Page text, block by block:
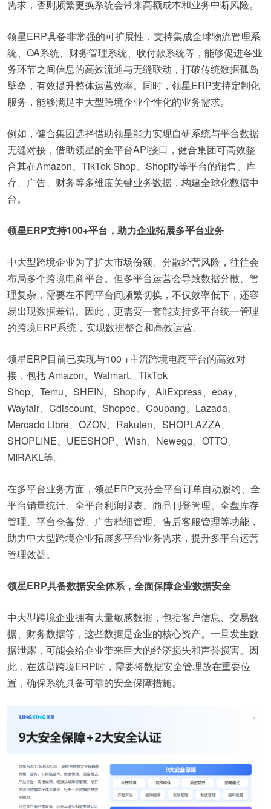
需求，否则频繁更换系统会带来高额成本和业务中断风险。
领星ERP具备非常强的可扩展性，支持集成全球物流管理系
统、OA系统、财务管理系统、收付款系统等，能够促进各业
务环节之间信息的高效流通与无缝联动，打破传统数据孤岛
壁垒，有效提升整体运营效率。同时，领星ERP支持定制化
服务，能够满足中大型跨境企业个性化的业务需求。
例如，健合集团选择借助领星能力实现自研系统与平台数据
无缝对接，借助领星的全平台API接口，健合集团可高效整
合其在Amazon、TikTok Shop、Shopify等平台的销售、库
存、广告、财务等多维度关键业务数据，构建全球化数据中
台。
领星ERP支持100+平台，助力企业拓展多平台业务
中大型跨境企业为了扩大市场份额、分散经营风险，往往会
布局多个跨境电商平台。但多平台运营会导致数据分散、管
理复杂，需要在不同平台间频繁切换，不仅效率低下，还容
易出现数据差错。因此，更需要一套能支持多平台统一管理
的跨境ERP系统，实现数据整合和高效运营。
领星ERP目前已实现与100 +主流跨境电商平台的高效对
接，包括 Amazon、Walmart、TikTok
Shop、Temu、SHEIN、Shopify、AliExpress、ebay、
Wayfair、Cdiscount、Shopee、Coupang、Lazada、
Mercado Libre、OZON、Rakuten、SHOPLAZZA、
SHOPLINE、UEESHOP、Wish、Newegg、OTTO、
MIRAKL等。
在多平台业务方面，领星ERP支持全平台订单自动履约、全
平台销量统计、全平台利润报表、商品刊登管理、全盘库存
管理、平台仓备货、广告精细管理、售后客服管理等功能，
助力中大型跨境企业拓展多平台业务需求，提升多平台运营
管理效益。
领星ERP具备数据安全体系，全面保障企业数据安全
中大型跨境企业拥有大量敏感数据，包括客户信息、交易数
据、财务数据等，这些数据是企业的核心资产。一旦发生数
据泄露，可能会给企业带来巨大的经济损失和声誉损害。因
此，在选型跨境ERP时，需要将数据安全管理放在重要位
置，确保系统具备可靠的安全保障措施。